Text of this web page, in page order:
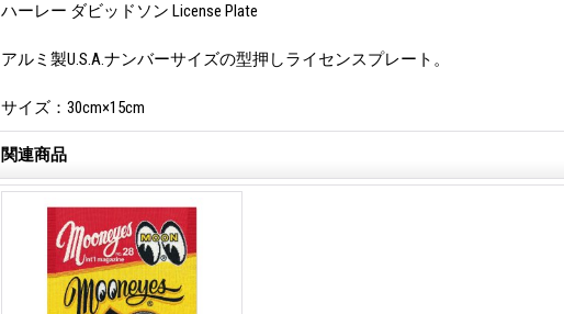
ハーレー ダビッドソン License Plate
アルミ製U.S.A.ナンバーサイズの型押しライセンスプレート。
サイズ：30cm×15cm
関連商品